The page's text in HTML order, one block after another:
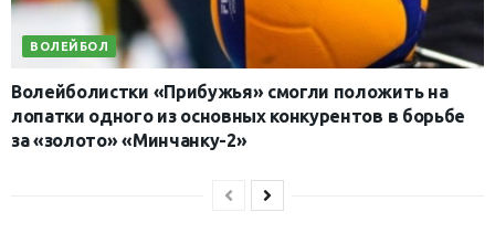
ВОЛЕЙБОЛ
Волейболистки «Прибужья» смогли положить на
лопатки одного из основных конкурентов в борьбе
за «золото» «Минчанку-2»